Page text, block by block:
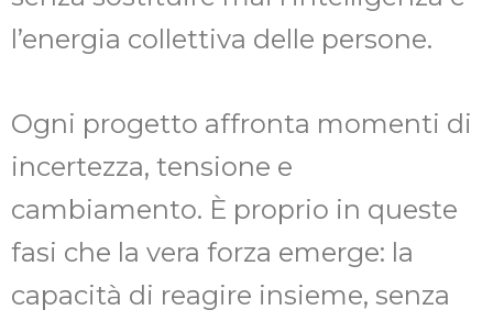
l’energia collettiva delle persone.
Ogni progetto affronta momenti di
incertezza, tensione e
cambiamento. È proprio in queste
fasi che la vera forza emerge: la
capacità di reagire insieme, senza